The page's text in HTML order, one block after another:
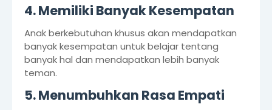
4. Memiliki Banyak Kesempatan
Anak berkebutuhan khusus akan mendapatkan
banyak kesempatan untuk belajar tentang
banyak hal dan mendapatkan lebih banyak
teman.
5. Menumbuhkan Rasa Empati